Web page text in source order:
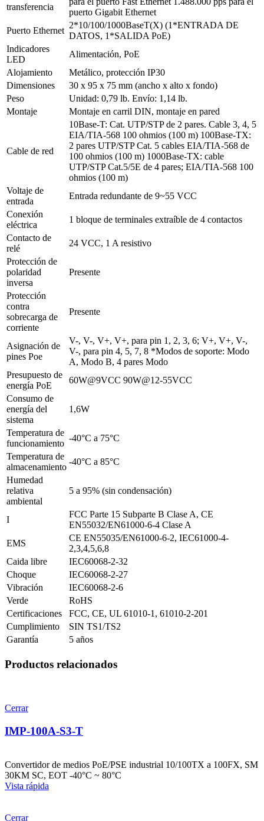
transferencia
puerto Gigabit Ethernet
Puerto Ethernet
2*10/100/1000BaseT(X) (1*ENTRADA DE
DATOS, 1*SALIDA PoE)
Indicadores
LED
Alimentación, PoE
Alojamiento
Metálico, protección IP30
Dimensiones
30 x 95 x 75 mm (ancho x alto x fondo)
Peso
Unidad: 0,79 lb. Envío: 1,14 lb.
Montaje
Montaje en carril DIN, montaje en pared
Cable de red
10Base-T: Cat. UTP/STP de 2 pares. Cable 3, 4, 5
EIA/TIA-568 100 ohmios (100 m) 100Base-TX:
2 pares UTP/STP Cat. 5 cables EIA/TIA-568 de
100 ohmios (100 m) 1000Base-TX: cable
UTP/STP Cat.5/5E de 4 pares; EIA/TIA-568 100
ohmios (100 m)
Voltaje de
entrada
Entrada redundante de 9~55 VCC
Conexión
eléctrica
1 bloque de terminales extraíble de 4 contactos
Contacto de
relé
24 VCC, 1 A resistivo
Protección de
polaridad
inversa
Presente
Protección
contra
sobrecarga de
corriente
Presente
Asignación de
pines Poe
V-, V-, V+, V+, para pin 1, 2, 3, 6; V+, V+, V-,
V-, para pin 4, 5, 7, 8 *Modos de soporte: Modo
A, Modo B, 4 pares Modo
Presupuesto de
energía PoE
60W@9VCC 90W@12-55VCC
Consumo de
energía del
sistema
1,6W
Temperatura de
funcionamiento
-40°C a 75°C
Temperatura de
almacenamiento
-40°C a 85°C
Humedad
relativa
ambiental
5 a 95% (sin condensación)
I
FCC Parte 15 Subparte B Clase A, CE
EN55032/EN61000-6-4 Clase A
EMS
CE EN55035/EN61000-6-2, IEC61000-4-
2,3,4,5,6,8
Caida libre
IEC60068-2-32
Choque
IEC60068-2-27
Vibración
IEC60068-2-6
Verde
RoHS
Certificaciones
FCC, CE, UL 61010-1, 61010-2-201
Cumplimiento
SIN TS1/TS2
Garantía
5 años
Productos relacionados
Cerrar
IMP-100A-S3-T
Convertidor de medios PoE/PSE industrial 10/100TX a 100FX, SM
30KM SC, EOT -40°C ~ 80°C
Vista rápida
Cerrar